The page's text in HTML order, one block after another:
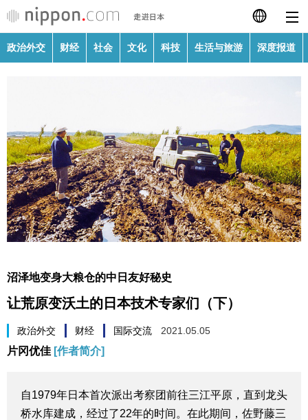
日本語
Français
Español
العربية
政治外交
财经
社会
生活与旅游
视觉日本
政治外交 财经 社会 文化 科技 生活与旅游 深度报道
沼泽地变身大粮仓的中日友好秘史
让荒原变沃土的日本技术专家们（下）
政治外交 财经 国际交流 2021.05.05
片冈优佳 [作者简介]
自1979年日本首次派出考察团前往三江平原，直到龙头
桥水库建成，经过了22年的时间。在此期间，佐野藤三